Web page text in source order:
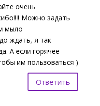
очень
Можно задать
мыло
ждать, я так
А если горячее
им пользоваться )
Ответить